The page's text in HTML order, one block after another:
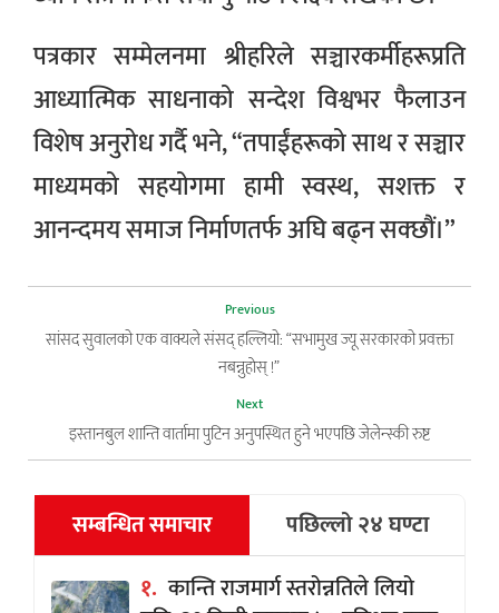
पत्रकार सम्मेलनमा श्रीहरिले सञ्चारकर्मीहरूप्रति
आध्यात्मिक साधनाको सन्देश विश्वभर फैलाउन
विशेष अनुरोध गर्दै भने, “तपाईंहरूको साथ र सञ्चार
माध्यमको सहयोगमा हामी स्वस्थ, सशक्त र
आनन्दमय समाज निर्माणतर्फ अघि बढ्न सक्छौं।”
Previous
सांसद सुवालको एक वाक्यले संसद् हल्लियो: “सभामुख ज्यू सरकारको प्रवक्ता
नबन्नुहाेस् !”
Next
इस्तानबुल शान्ति वार्तामा पुटिन अनुपस्थित हुने भएपछि जेलेन्स्की रुष्ट
सम्बन्धित समाचार
पछिल्लो २४ घण्टा
१. कान्ति राजमार्ग स्तरोन्नतिले लियो